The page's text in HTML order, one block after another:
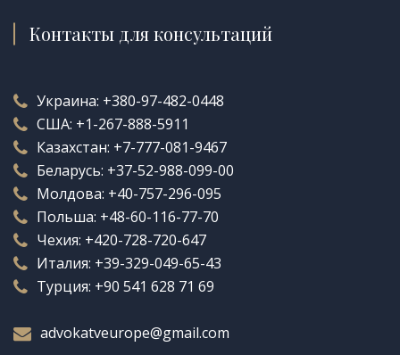
Контакты для консультаций
Украина: +380-97-482-0448
США: +1-267-888-5911
Казахстан: +7-777-081-9467
Беларусь: +37-52-988-099-00
Молдова: +40-757-296-095
Польша: +48-60-116-77-70
Чехия: +420-728-720-647
Италия: +39-329-049-65-43
Турция: +90 541 628 71 69
advokatveurope@gmail.com